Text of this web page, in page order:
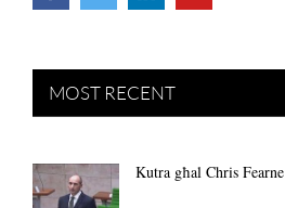
MOST RECENT
Kutra għal Chris Fearne